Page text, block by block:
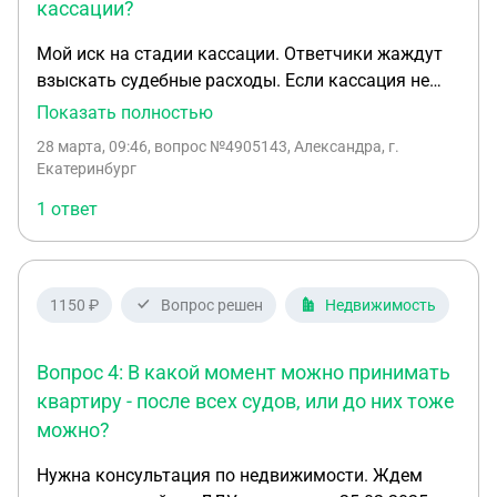
кассации?
Мой иск на стадии кассации. Ответчики жаждут
взыскать судебные расходы. Если кассация не
вернет дело на новое рассмотрение, могу я
основаниями не рассмотренными в первой
будут взысканы?
Показать полностью
28 марта, 09:46, вопрос №4905143, Александра, г.
Екатеринбург
1 ответ
1150 ₽ Вопрос решен Недвижимость
Вопрос 4: В какой момент можно принимать
квартиру - после всех судов, или до них тоже
можно?
Нужна консультация по недвижимости. Ждем